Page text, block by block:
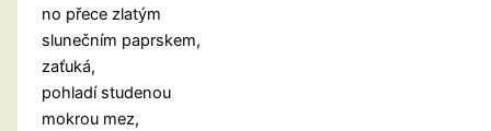
no přece zlatým
slunečním paprskem,
zaťuká,
pohladí studenou
mokrou mez,